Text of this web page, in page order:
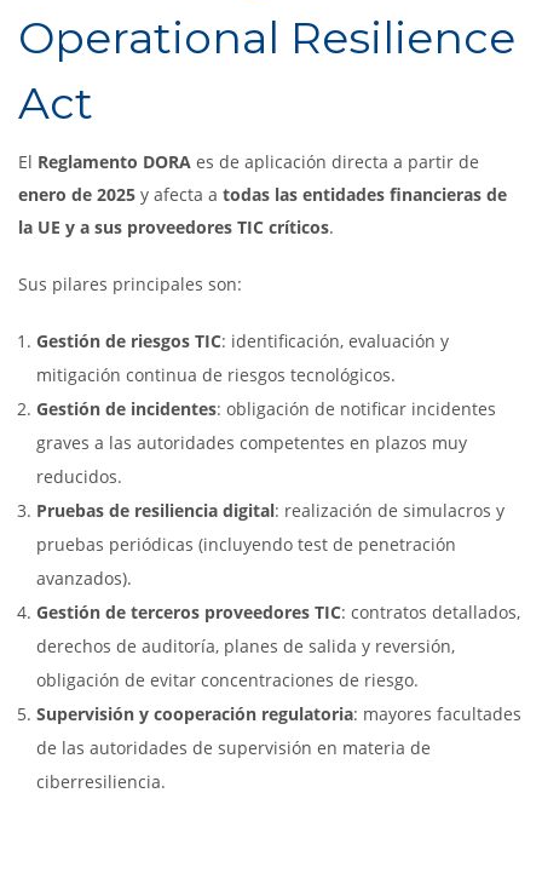
Operational Resilience
Act
El Reglamento DORA es de aplicación directa a partir de
enero de 2025 y afecta a todas las entidades financieras de
la UE y a sus proveedores TIC críticos.
Sus pilares principales son:
Gestión de riesgos TIC: identificación, evaluación y
mitigación continua de riesgos tecnológicos.
Gestión de incidentes: obligación de notificar incidentes
graves a las autoridades competentes en plazos muy
reducidos.
Pruebas de resiliencia digital: realización de simulacros y
pruebas periódicas (incluyendo test de penetración
avanzados).
Gestión de terceros proveedores TIC: contratos detallados,
derechos de auditoría, planes de salida y reversión,
obligación de evitar concentraciones de riesgo.
Supervisión y cooperación regulatoria: mayores facultades
de las autoridades de supervisión en materia de
ciberresiliencia.